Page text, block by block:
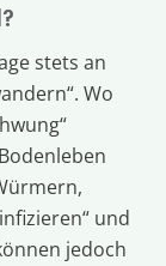
stets an
Wo
und
jedoch